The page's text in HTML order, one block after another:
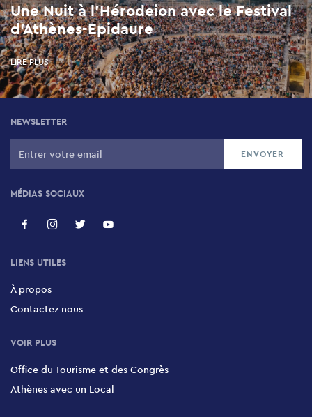
Une Nuit à l'Hérodeion avec le Festival
d'Athènes-Epidaure
LIRE PLUS
NEWSLETTER
MÉDIAS SOCIAUX
LIENS UTILES
À propos
Contactez nous
VOIR PLUS
Office du Tourisme et des Congrès
Athènes avec un Local